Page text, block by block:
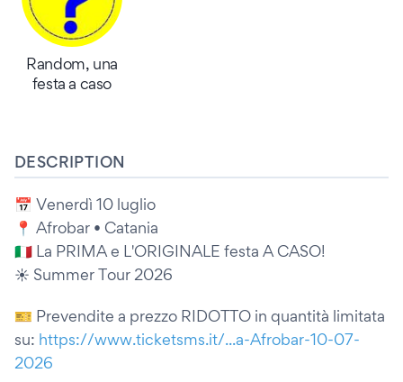
Random, una
festa a caso
DESCRIPTION
📅 Venerdì 10 luglio
📍 Afrobar • Catania
🇮🇹 La PRIMA e L'ORIGINALE festa A CASO!
☀️ Summer Tour 2026
🎫 Prevendite a prezzo RIDOTTO in quantità limitata
su: https://www.ticketsms.it/...a-Afrobar-10-07-
2026